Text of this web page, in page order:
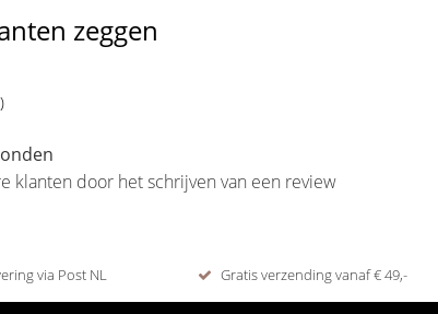
zeggen
klanten door het schrijven van een review
via Post NL Gratis verzending vanaf € 49,-